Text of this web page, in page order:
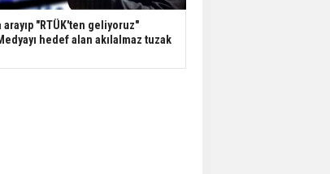
"RTÜK'ten geliyoruz"
hedef alan akılalmaz tuzak